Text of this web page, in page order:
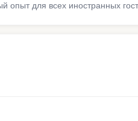
для всех иностранных